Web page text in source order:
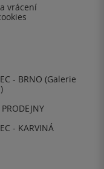
vrácení
- BRNO (Galerie
- KARVINÁ